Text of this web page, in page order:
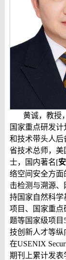
黄诚，教授
国家重点研发
和技术带头人后
省技术总师，
士，国内著名[
络空间安全方
击检测与溯源
持国家自然科学
项目、国家重点
题等国家级项目
技创新人才等纵
在USENIX
期刊上累计发表